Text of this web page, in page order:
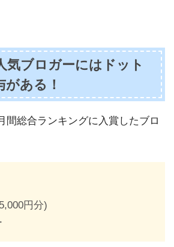
気ブロガーにはドット
ある！
間総合ランキングに入賞したブロ
円分)